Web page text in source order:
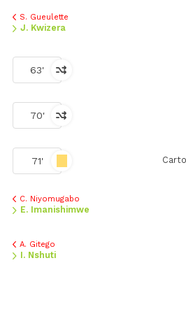
S. Gueulette
J. Kwizera
63'
70'
71'
C. Niyomugabo
E. Imanishimwe
A. Gitego
I. Nshuti